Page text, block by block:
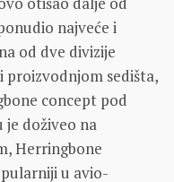
najveće i
od dve divizije
proizvodnjom sedišta,
concept pod
je doživeo na
Herringbone
u avio-